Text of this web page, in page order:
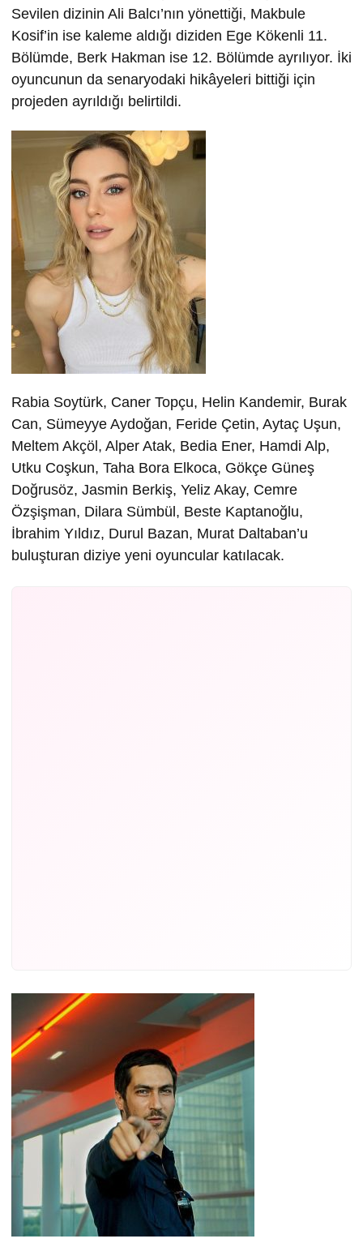
Sevilen dizinin Ali Balcı’nın yönettiği, Makbule
Kosif’in ise kaleme aldığı diziden Ege Kökenli 11.
Bölümde, Berk Hakman ise 12. Bölümde ayrılıyor. İki
oyuncunun da senaryodaki hikâyeleri bittiği için
projeden ayrıldığı belirtildi.
Rabia Soytürk, Caner Topçu, Helin Kandemir, Burak
Can, Sümeyye Aydoğan, Feride Çetin, Aytaç Uşun,
Meltem Akçöl, Alper Atak, Bedia Ener, Hamdi Alp,
Utku Coşkun, Taha Bora Elkoca, Gökçe Güneş
Doğrusöz, Jasmin Berkiş, Yeliz Akay, Cemre
Özşişman, Dilara Sümbül, Beste Kaptanoğlu,
İbrahim Yıldız, Durul Bazan, Murat Daltaban’u
buluşturan diziye yeni oyuncular katılacak.